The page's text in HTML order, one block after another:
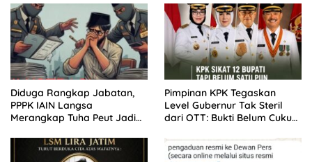
Diduga Rangkap Jabatan,
PPPK IAIN Langsa
Merangkap Tuha Peut Jadi
Pimpinan KPK Tegaskan
Level Gubernur Tak Steril
dari OTT: Bukti Belum Cukup,